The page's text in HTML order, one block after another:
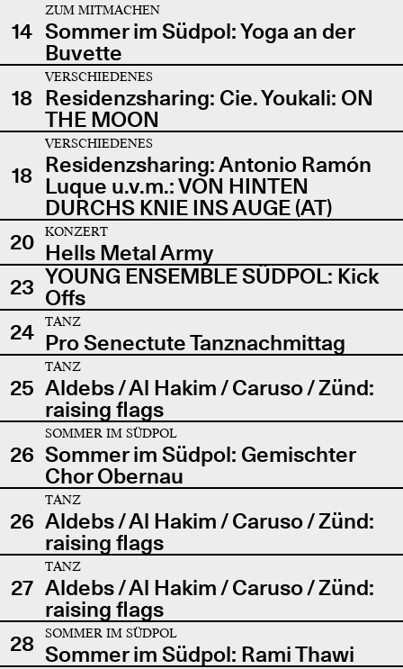
14
ZUM MITMACHEN
Sommer im Südpol: Yoga an der
Buvette
18
VERSCHIEDENES
Residenzsharing: Cie. Youkali: ON
THE MOON
18
VERSCHIEDENES
Residenzsharing: Antonio Ramón
Luque u.v.m.: VON HINTEN
DURCHS KNIE INS AUGE (AT)
20
KONZERT
Hells Metal Army
23 YOUNG ENSEMBLE SÜDPOL: Kick
Offs
24
TANZ
Pro Senectute Tanznachmittag
25
TANZ
Aldebs / Al Hakim / Caruso / Zünd:
raising flags
26
SOMMER IM SÜDPOL
Sommer im Südpol: Gemischter
Chor Obernau
26
TANZ
Aldebs / Al Hakim / Caruso / Zünd:
raising flags
27
TANZ
Aldebs / Al Hakim / Caruso / Zünd:
raising flags
28
SOMMER IM SÜDPOL
Sommer im Südpol: Rami Thawi